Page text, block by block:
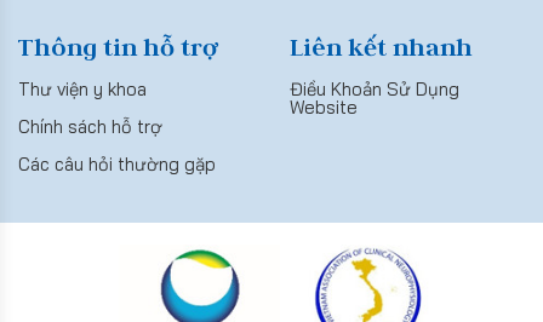
Thông tin hỗ trợ
Thư viện y khoa
Chính sách hỗ trợ
Các câu hỏi thường gặp
Liên kết nhanh
Điều Khoản Sử Dụng
Website